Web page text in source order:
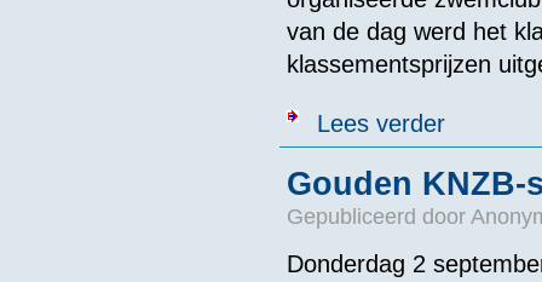
van de dag werd het
klassementsprijzen
Lees verderover 2de
Gouden
Gepubliceerd door
Donderdag 2